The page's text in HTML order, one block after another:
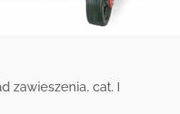
zawieszenia, cat. I